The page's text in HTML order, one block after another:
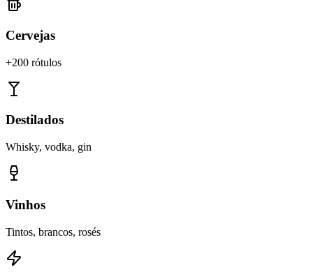
Cervejas
+200 rótulos
Destilados
Whisky, vodka, gin
Vinhos
Tintos, brancos, rosés